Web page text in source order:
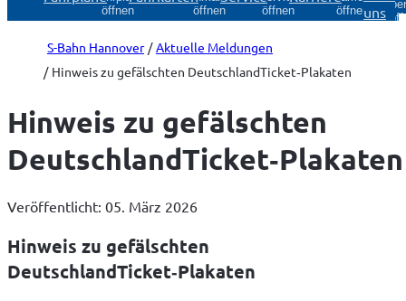
öffnen
öffnen
öffnen
öffnenuns
S-Bahn Hannover
Aktuelle Meldungen
Hinweis zu gefälschten DeutschlandTicket‑Plakaten
Hinweis zu gefälschten
DeutschlandTicket‑Plakaten
Veröffentlicht: 05. März 2026
Hinweis zu gefälschten
DeutschlandTicket‑Plakaten